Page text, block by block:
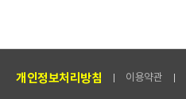
개인정보처리방침 이용약관